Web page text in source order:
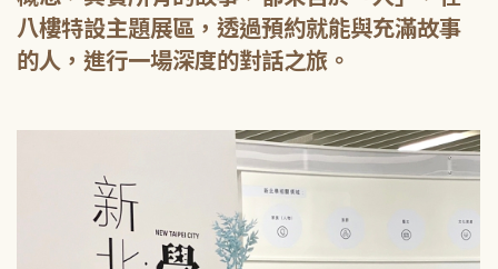
八樓特設主題展區，透過預約就能與充滿故事
的人，進行一場深度的對話之旅。